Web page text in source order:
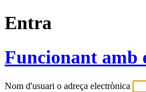
Entra
Funcionant amb
Nom d'usuari o adreça electrònica